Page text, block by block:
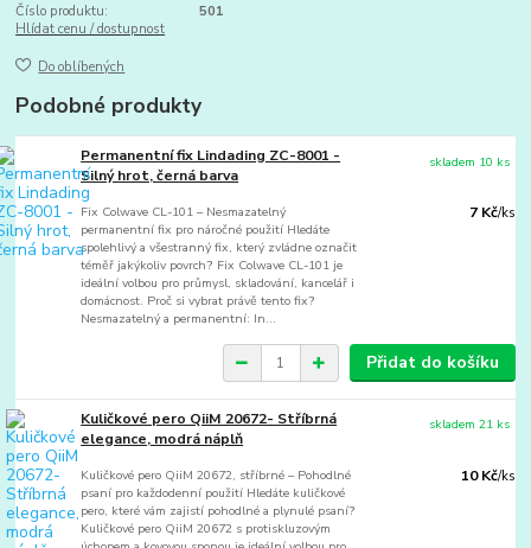
Číslo produktu:
501
Hlídat cenu / dostupnost
Do oblíbených
Podobné produkty
Permanentní fix Lindading ZC-8001 -
Silný hrot, černá barva
Fix Colwave CL-101 – Nesmazatelný
permanentní fix pro náročné použití Hledáte
spolehlivý a všestranný fix, který zvládne označit
téměř jakýkoliv povrch? Fix Colwave CL-101 je
ideální volbou pro průmysl, skladování, kancelář i
domácnost. Proč si vybrat právě tento fix?
Nesmazatelný a permanentní: In...
7 Kč/ks
skladem 10 ks
Přidat do košíku
Kuličkové pero QiiM 20672- Stříbrná
elegance, modrá náplň
Kuličkové pero QiiM 20672, stříbrné – Pohodlné
psaní pro každodenní použití Hledáte kuličkové
pero, které vám zajistí pohodlné a plynulé psaní?
Kuličkové pero QiiM 20672 s protiskluzovým
10 Kč/ks
skladem 21 ks